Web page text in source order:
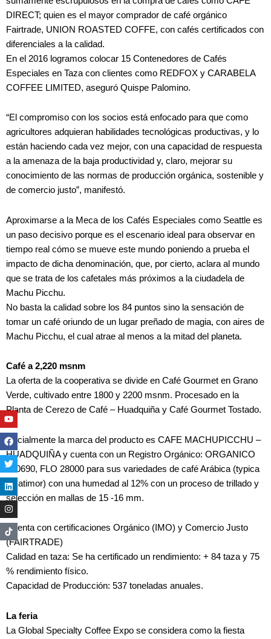
DIRECT; quien es el mayor comprador de café orgánico
Fairtrade, UNION ROASTED COFFE, con cafés certificados con
diferenciales a la calidad.
En el 2016 logramos colocar 15 Contenedores de Cafés
Especiales en Taza con clientes como REDFOX y CARABELA
COFFEE LIMITED, aseguró Quispe Palomino.
“El compromiso con los socios está enfocado para que como
agricultores adquieran habilidades tecnológicas productivas, y lo
están haciendo cada vez mejor, con una capacidad de respuesta
a la amenaza de la baja productividad y, claro, mejorar su
conocimiento de las normas de producción orgánica, sostenible y
de comercio justo”, manifestó.
Aproximarse a la Meca de los Cafés Especiales como Seattle es
un paso decisivo porque es el escenario ideal para observar en
tiempo real cómo se mueve este mundo poniendo a prueba el
impacto de dicha denominación, que, por cierto, aclara al mundo
que se trata de los cafetales más próximos a la ciudadela de
Machu Picchu.
No basta la calidad sobre los 84 puntos sino la sensación de
tomar un café oriundo de un lugar preñado de magia, con aires de
Machu Picchu, el cual atrae al menos a la mitad del planeta.
Café a 2,220 msnm
La oferta de la cooperativa se divide en Café Gourmet en Grano
Verde, cultivado entre 1800 y 2200 msnm. Procesado en la
Planta de Cerezo de Café – Huadquiña y Café Gourmet Tostado.
Oficialmente la marca del producto es CAFE MACHUPICCHU –
HUADQUIÑA y cuenta con un Registro Orgánico: ORGANICO
130690, FLO 28000 para sus variedades de café Arábica (typica
y catimor) con una humedad al 12% con un proceso de trillado y
selección en mallas de 15 -16 mm.
Cuenta con certificaciones Orgánico (IMO) y Comercio Justo
(FAIRTRADE)
Calidad en taza: Se ha certificado un rendimiento: + 84 taza y 75
% rendimiento físico.
Capacidad de Producción: 537 toneladas anuales.
La feria
La Global Specialty Coffee Expo se considera como la fiesta
Youtube
Facebook
Twitter
Linkedin
Instagram